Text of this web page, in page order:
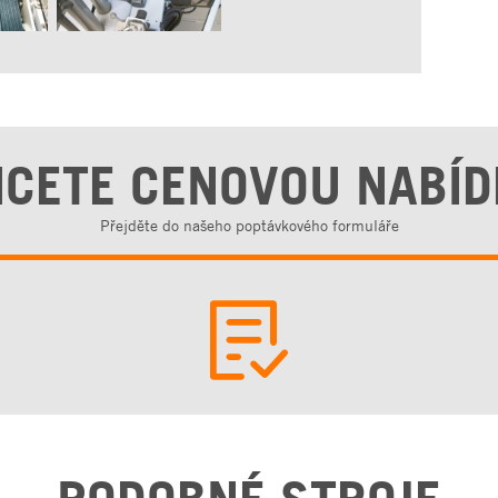
CENOVOU
Přejděte do našeho poptávkového formuláře